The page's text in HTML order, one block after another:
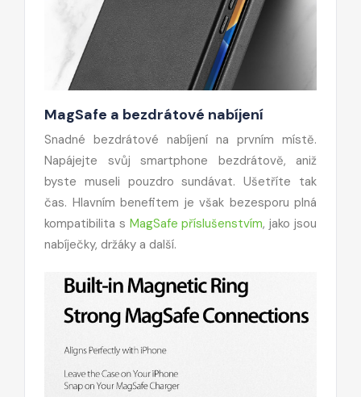
MagSafe a bezdrátové nabíjení
Snadné bezdrátové nabíjení na prvním místě.
Napájejte svůj smartphone bezdrátově, aniž
byste museli pouzdro sundávat. Ušetříte tak
čas. Hlavním benefitem je však bezesporu plná
kompatibilita s MagSafe příslušenstvím, jako jsou
nabíječky, držáky a další.